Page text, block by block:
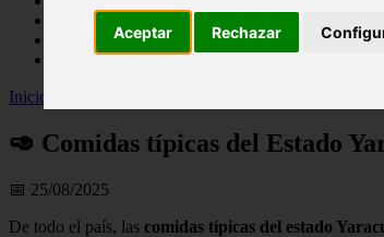
Aceptar Rechazar
reposteria
venezuela
verduras
Inicio
🥑 Comidas típicas del Estado
📅 25/08/2025
De todo el país, las comidas típicas del estado